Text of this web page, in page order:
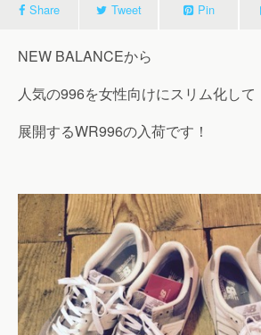
Share Tweet Pin
NEW BALANCEから
人気の996を女性向けにスリム化して
展開するWR996の入荷です！